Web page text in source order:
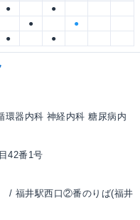
●
●
●
●
● ●
環器内科 神経内科 糖尿病内
42番1号
/ 福井駅西口②番のりば(福井